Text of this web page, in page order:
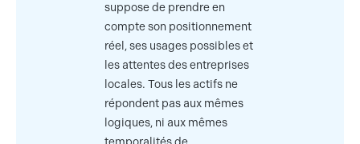
suppose de prendre en
compte son positionnement
réel, ses usages possibles et
les attentes des entreprises
locales. Tous les actifs ne
répondent pas aux mêmes
logiques, ni aux mêmes